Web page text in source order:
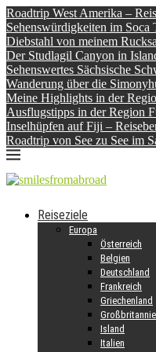
Roadtrip West Amerika –
Sehenswürdigkeiten im
Diebstahl von meinem
Der Studlagil Canyon in
Sehenswertes Sächsische
Wanderung über die
Meine Highlights in der
Ausflugstipps in der Region
Inselhüpfen auf Fiji –
Roadtrip von See zu See im
Reiseziele
Europa
Österreich
Belgien
Deutschland
Frankreich
Griechenland
Island
Italien